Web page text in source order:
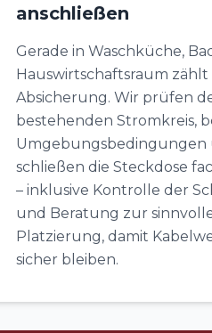
anschließen
Gerade in Waschküche,
Hauswirtschaftsraum zählt
Absicherung. Wir prüfen
bestehenden Stromkreis,
Umgebungsbedingungen
schließen die Steckdose
– inklusive Kontrolle der
und Beratung zur
Platzierung, damit
sicher bleiben.